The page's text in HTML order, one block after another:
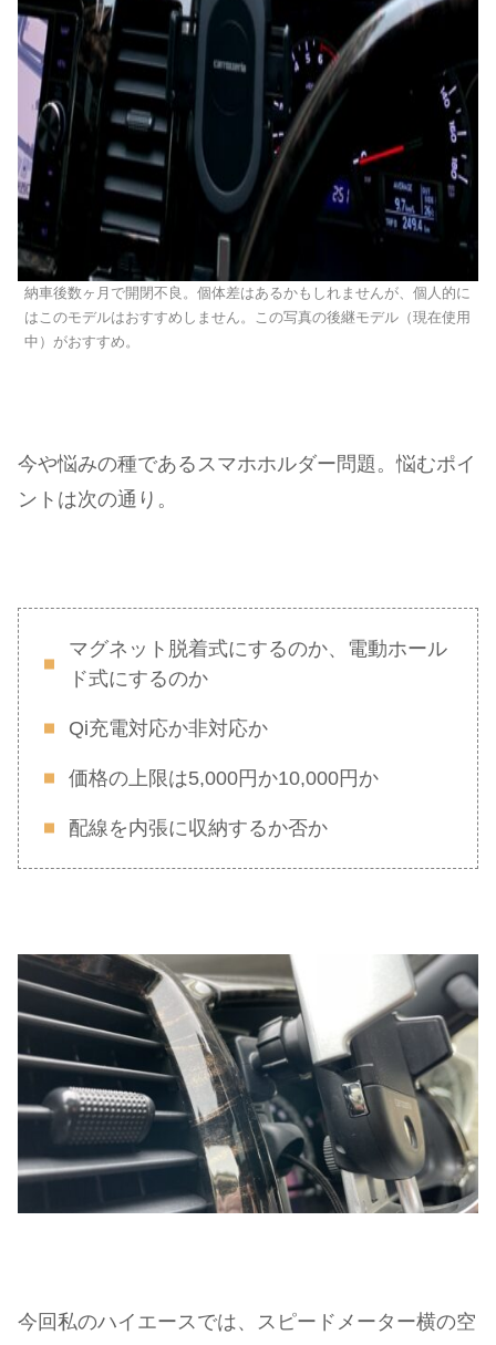
納車後数ヶ月で開閉不良。個体差はあるかもしれませんが、個人的に
はこのモデルはおすすめしません。この写真の後継モデル（現在使用
中）がおすすめ。
今や悩みの種であるスマホホルダー問題。悩むポイ
ントは次の通り。
マグネット脱着式にするのか、電動ホール
ド式にするのか
Qi充電対応か非対応か
価格の上限は5,000円か10,000円か
配線を内張に収納するか否か
今回私のハイエースでは、スピードメーター横の空